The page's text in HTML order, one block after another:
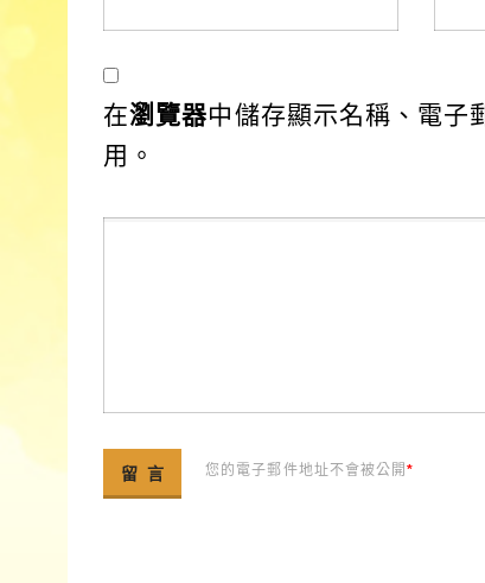
在瀏覽器中儲存顯示名稱、電子
用。
您的電子郵件地址不會被公開*